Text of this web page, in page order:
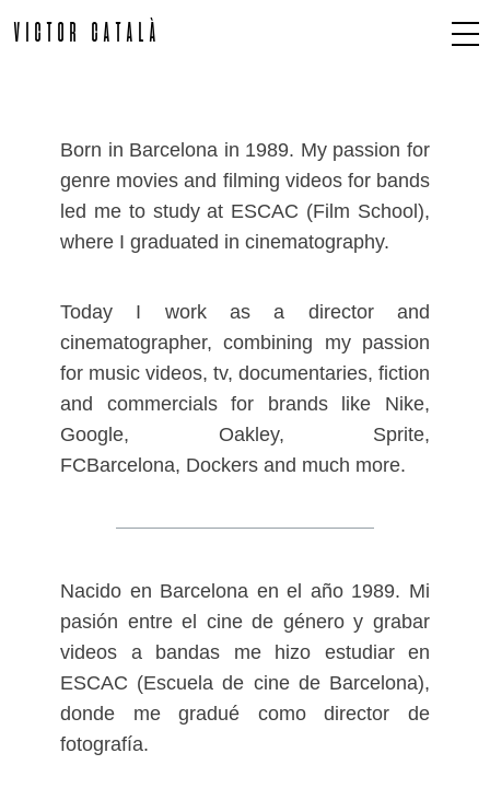
VICTOR CATALÀ
VICTOR CATALÀ
Born in Barcelona in 1989. My passion for
genre movies and filming videos for bands
led me to study at ESCAC (Film School),
where I graduated in cinematography.
Today I work as a director and
cinematographer, combining my passion
for music videos, tv, documentaries, fiction
and commercials for brands like Nike,
Google, Oakley, Sprite,
FCBarcelona, Dockers and much more.
Nacido en Barcelona en el año 1989. Mi
pasión entre el cine de género y grabar
videos a bandas me hizo estudiar en
ESCAC (Escuela de cine de Barcelona),
donde me gradué como director de
fotografía.